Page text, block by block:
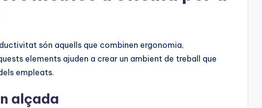
són aquells que combinen ergonomia,
elements ajuden a crear un ambient de treball que
empleats.
alçada